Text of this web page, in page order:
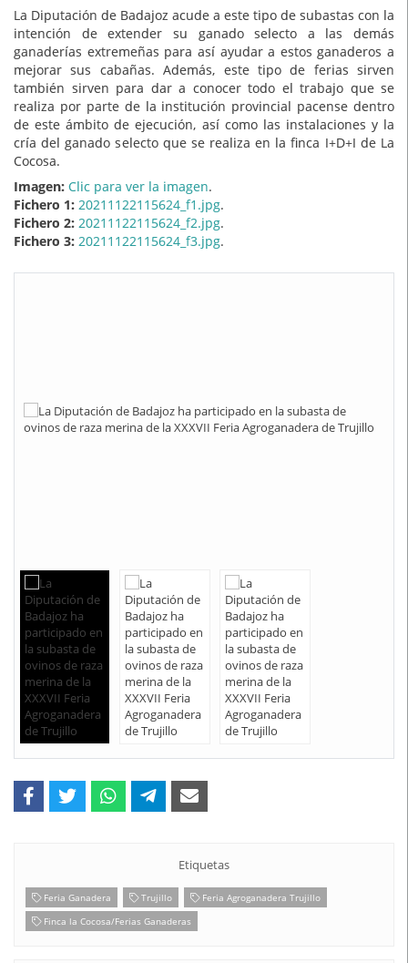
La Diputación de Badajoz acude a este tipo de subastas con la
intención de extender su ganado selecto a las demás
ganaderías extremeñas para así ayudar a estos ganaderos a
mejorar sus cabañas. Además, este tipo de ferias sirven
también sirven para dar a conocer todo el trabajo que se
realiza por parte de la institución provincial pacense dentro
de este ámbito de ejecución, así como las instalaciones y la
cría del ganado selecto que se realiza en la finca I+D+I de La
Cocosa.
Imagen: Clic para ver la imagen.
Fichero 1: 20211122115624_f1.jpg.
Fichero 2: 20211122115624_f2.jpg.
Fichero 3: 20211122115624_f3.jpg.
Etiquetas
Feria Ganadera Trujillo
Feria Agroganadera Trujillo
Finca la Cocosa/Ferias Ganaderas